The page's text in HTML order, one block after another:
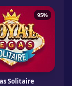
95%
Solitaire